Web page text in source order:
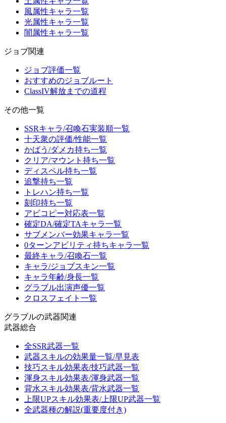
風属性キャラ一覧
光属性キャラ一覧
闇属性キャラ一覧
ジョブ関連
ジョブ評価一覧
おすすめのジョブルート
ClassIV解放までの道程
その他一覧
SSRキャラ/召喚石実装順一覧
十天衆の評価/性能一覧
かばう/ダメカ持ち一覧
クリア/マウント持ち一覧
ディスペル持ち一覧
追撃持ち一覧
トレハン持ち一覧
刻印持ち一覧
アビコピー対応表一覧
確定DA/確定TAキャラ一覧
サブメンバー効果キャラ一覧
0ターンアビリティ持ちキャラ一覧
最終キャラ/召喚石一覧
キャラ/ジョブスキン一覧
キャラ年齢/身長一覧
グラブル出演声優一覧
クロスフェイト一覧
グラブルの武器関連
武器総合
全SSR武器一覧
武器スキルの効果量一覧/早見表
技巧スキル効果表/技巧武器一覧
渾身スキル効果表/渾身武器一覧
背水スキル効果表/背水武器一覧
上限UPスキル効果表/上限UP武器一覧
全武器種の解説(重要度付き)